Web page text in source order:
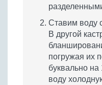
Ставим воду
В другой
погружая их
буквально на
воду